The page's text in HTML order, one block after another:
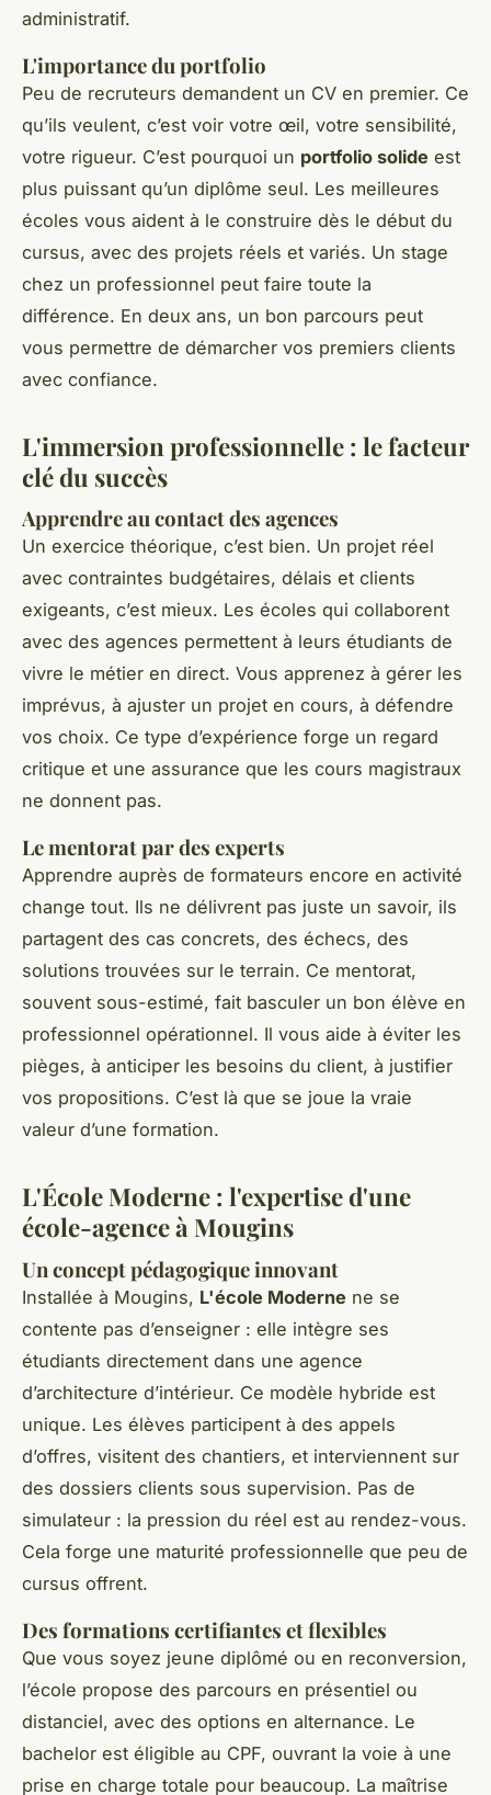
administratif.
L'importance du portfolio
Peu de recruteurs demandent un CV en premier. Ce
qu’ils veulent, c’est voir votre œil, votre sensibilité,
votre rigueur. C’est pourquoi un portfolio solide est
plus puissant qu’un diplôme seul. Les meilleures
écoles vous aident à le construire dès le début du
cursus, avec des projets réels et variés. Un stage
chez un professionnel peut faire toute la
différence. En deux ans, un bon parcours peut
vous permettre de démarcher vos premiers clients
avec confiance.
L'immersion professionnelle : le facteur
clé du succès
Apprendre au contact des agences
Un exercice théorique, c’est bien. Un projet réel
avec contraintes budgétaires, délais et clients
exigeants, c’est mieux. Les écoles qui collaborent
avec des agences permettent à leurs étudiants de
vivre le métier en direct. Vous apprenez à gérer les
imprévus, à ajuster un projet en cours, à défendre
vos choix. Ce type d’expérience forge un regard
critique et une assurance que les cours magistraux
ne donnent pas.
Le mentorat par des experts
Apprendre auprès de formateurs encore en activité
change tout. Ils ne délivrent pas juste un savoir, ils
partagent des cas concrets, des échecs, des
solutions trouvées sur le terrain. Ce mentorat,
souvent sous-estimé, fait basculer un bon élève en
professionnel opérationnel. Il vous aide à éviter les
pièges, à anticiper les besoins du client, à justifier
vos propositions. C’est là que se joue la vraie
valeur d’une formation.
L'École Moderne : l'expertise d'une
école-agence à Mougins
Un concept pédagogique innovant
Installée à Mougins, L'école Moderne ne se
contente pas d’enseigner : elle intègre ses
étudiants directement dans une agence
d’architecture d’intérieur. Ce modèle hybride est
unique. Les élèves participent à des appels
d’offres, visitent des chantiers, et interviennent sur
des dossiers clients sous supervision. Pas de
simulateur : la pression du réel est au rendez-vous.
Cela forge une maturité professionnelle que peu de
cursus offrent.
Des formations certifiantes et flexibles
Que vous soyez jeune diplômé ou en reconversion,
l’école propose des parcours en présentiel ou
distanciel, avec des options en alternance. Le
bachelor est éligible au CPF, ouvrant la voie à une
prise en charge totale pour beaucoup. La maîtrise